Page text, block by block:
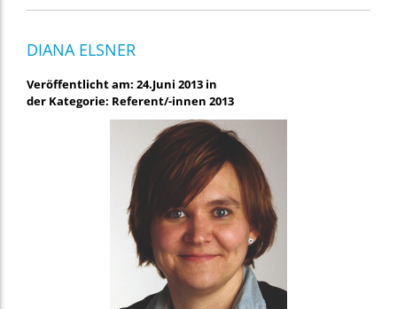
DIANA ELSNER
Veröffentlicht am: 24.Juni 2013 in
der Kategorie: Referent/-innen 2013